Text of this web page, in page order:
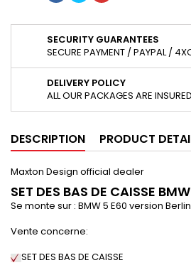
SECURITY GUARANTEES
SECURE PAYMENT / PAYPAL /
DELIVERY POLICY
ALL OUR PACKAGES ARE INSURED
DESCRIPTION PRODUCT
Maxton Design official dealer
SET DES BAS DE CAISSE
Se monte sur : BMW 5 E60 version
Vente concerne:
SET DES BAS DE CAISSE